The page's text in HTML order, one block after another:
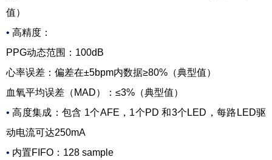
值）
• 高精度：
PPG动态范围：100dB
心率误差：偏差在±5bpm内数据≥80%（典型值）
血氧平均误差（MAD）：≤3%（典型值）
•高度集成：包含 1个AFE，1个PD 和3个LED，每路LED驱
动电流可达250mA
• 内置FIFO：128 sample